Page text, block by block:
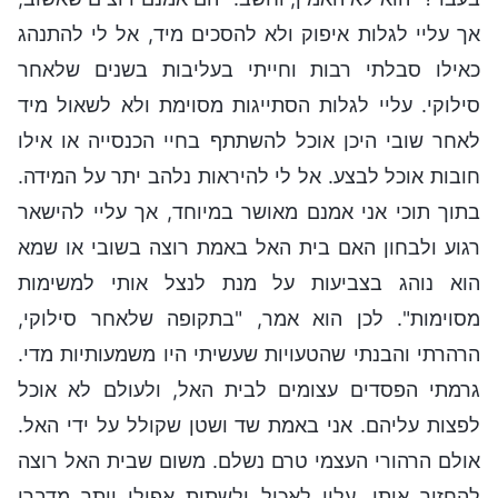
אך עליי לגלות איפוק ולא להסכים מיד, אל לי להתנהג
כאילו סבלתי רבות וחייתי בעליבות בשנים שלאחר
סילוקי. עליי לגלות הסתייגות מסוימת ולא לשאול מיד
לאחר שובי היכן אוכל להשתתף בחיי הכנסייה או אילו
חובות אוכל לבצע. אל לי להיראות נלהב יתר על המידה.
בתוך תוכי אני אמנם מאושר במיוחד, אך עליי להישאר
רגוע ולבחון האם בית האל באמת רוצה בשובי או שמא
הוא נוהג בצביעות על מנת לנצל אותי למשימות
מסוימות". לכן הוא אמר, "בתקופה שלאחר סילוקי,
הרהרתי והבנתי שהטעויות שעשיתי היו משמעותיות מדי.
גרמתי הפסדים עצומים לבית האל, ולעולם לא אוכל
לפצות עליהם. אני באמת שד ושטן שקולל על ידי האל.
אולם הרהורי העצמי טרם נשלם. משום שבית האל רוצה